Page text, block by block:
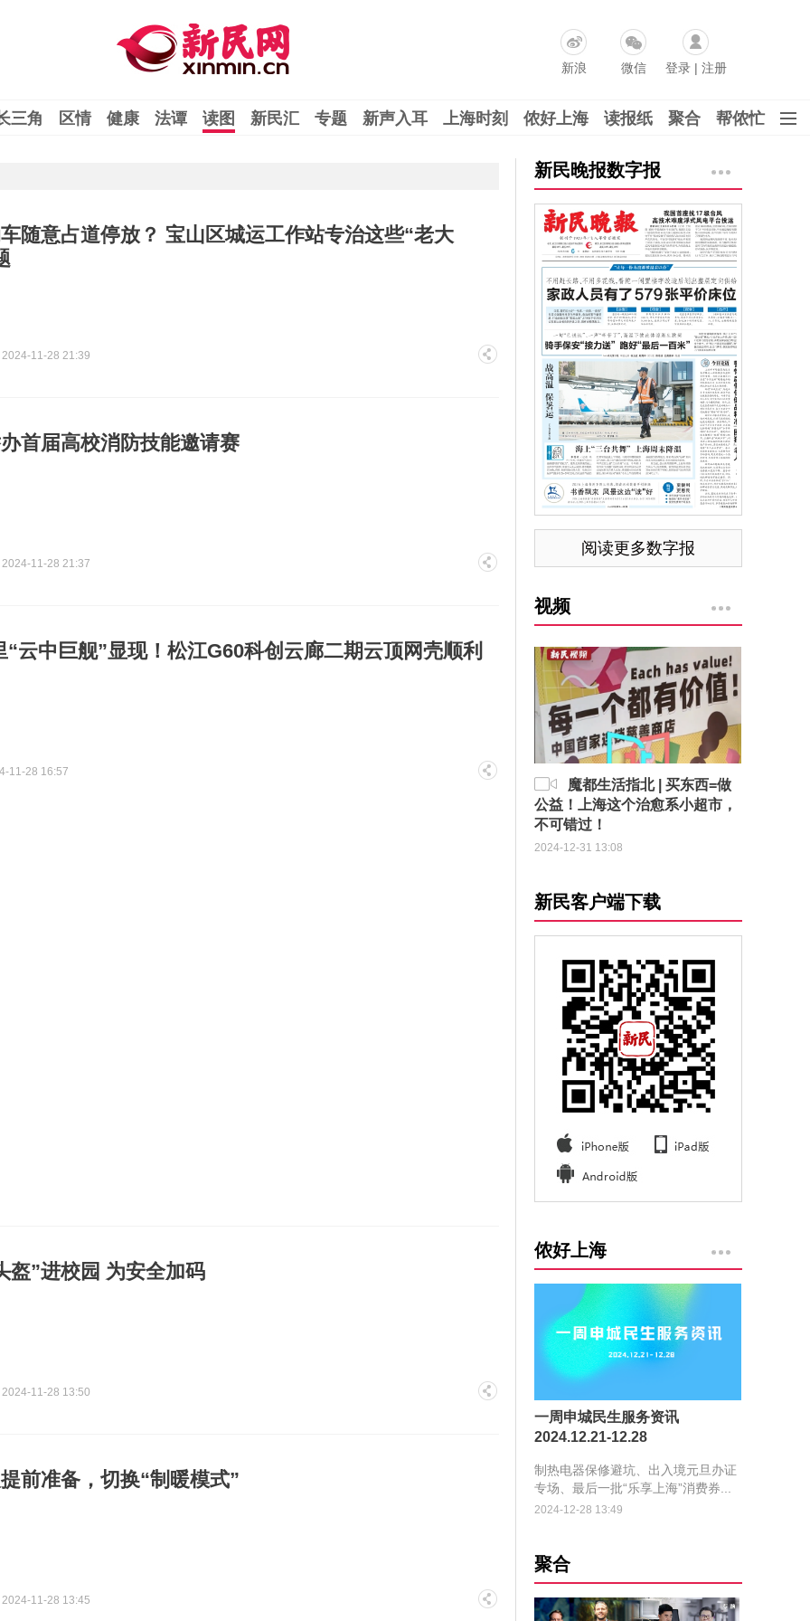
新浪
微信 登录| 注册
三角 区情 健康 法谭 读图 新民汇 专题 新声入耳 上海时刻 侬好上海 读报纸 聚合 帮侬忙
随意占道停放？ 宝山区城运工作站专治这些“老大
2024-11-28 21:39
首届高校消防技能邀请赛
2024-11-28 21:37
“云中巨舰”显现！松江G60科创云廊二期云顶网壳顺利
11-28 16:57
盔”进校园 为安全加码
2024-11-28 13:50
前准备，切换“制暖模式”
2024-11-28 13:45
新民晚报数字报
阅读更多数字报
视频
魔都生活指北 | 买东西=做
公益！上海这个治愈系小超市，
不可错过！
2024-12-31 13:08
新民客户端下载
侬好上海
一周申城民生服务资讯
2024.12.21-12.28
制热电器保修避坑、出入境元旦办证
专场、最后一批“乐享上海”消费券...
2024-12-28 13:49
聚合